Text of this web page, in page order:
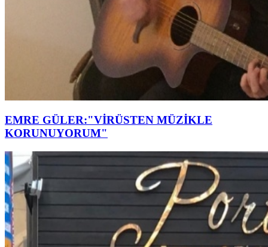
EMRE GÜLER:"VİRÜSTEN MÜZİKLE
KORUNUYORUM"